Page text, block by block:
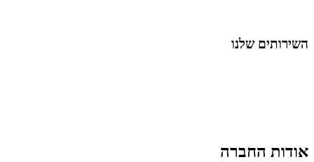
השירותים שלנו
אודות החברה